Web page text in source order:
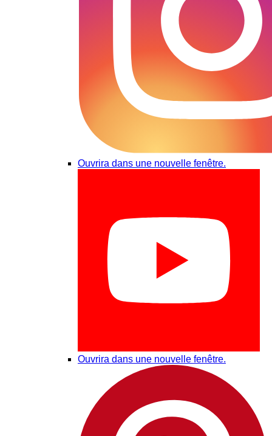
Ouvrira dans une nouvelle fenêtre.
Ouvrira dans une nouvelle fenêtre.